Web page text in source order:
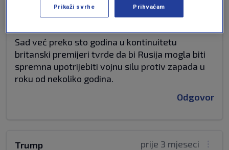
prije 3 mjeseci
Sad već preko sto godina u kontinuitetu
britanski premijeri tvrde da bi Rusija mogla biti
spremna upotrijebiti vojnu silu protiv zapada u
roku od nekoliko godina.
Odgovor
prije 3 mjeseci
Trump
Prikaži svrhe Prihvaćam